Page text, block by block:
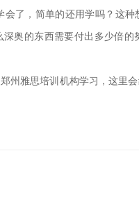
了，简单的还用学吗？这种
奥的东西需要付出多少倍
雅思培训机构学习，这里